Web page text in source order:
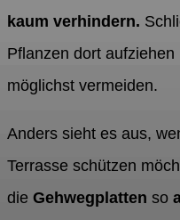
kaum verhindern.
Pflanzen dort aufziehen
möglichst vermeiden.
Anders sieht es aus,
Terrasse schützen
die Gehwegplatten so